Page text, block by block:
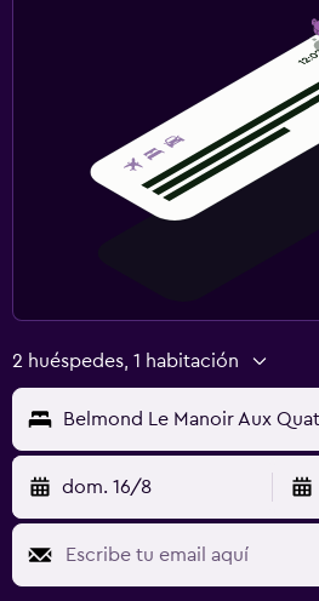
2 huéspedes, 1 habitación
Belmond Le Manoir Aux
dom. 16/8